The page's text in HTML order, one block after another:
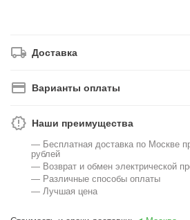
Доставка
Варианты оплаты
Наши преимущества
— Бесплатная доставка по Москве
рублей
— Возврат и обмен электрической
— Различные способы оплаты
— Лучшая цена